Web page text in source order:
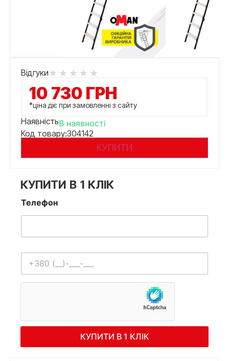
Відгуки
10 730 ГРН
*ціна діє при замовленні з сайту
НаявністьВ наявності
Код товару:304142
КУПИТИ
КУПИТИ В 1 КЛІК
Телефон
Телефон*
КУПИТИ В 1 КЛІК